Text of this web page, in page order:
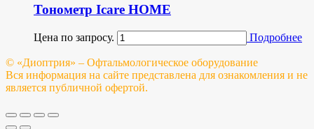
Тонометр Icare HOME
Цена по запросу. Подробнее
© «Диоптрия» – Офтальмологическое оборудование
Вся информация на сайте представлена для ознакомления и не
является публичной офертой.